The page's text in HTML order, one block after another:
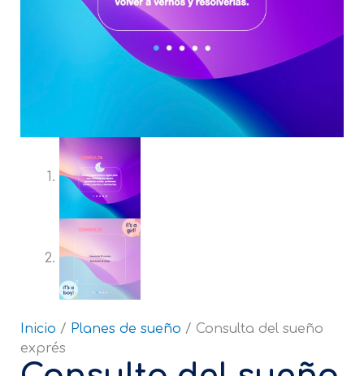
Inicio / Planes de sueño / Consulta del sueño
exprés